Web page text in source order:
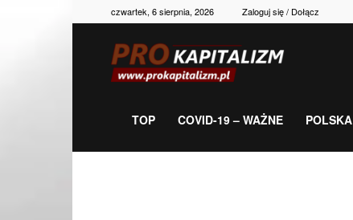
czwartek, 6 sierpnia, 2026 Zaloguj się / Dołącz
gospodarka,
TOP COVID-19 – WAŻNE POLSKA